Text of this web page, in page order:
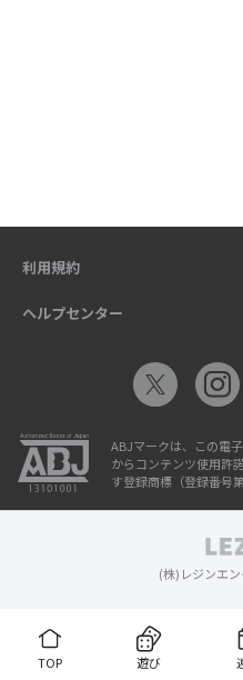
TOP 遊び
利用規約
ヘルプセンター
ABJマークは、この電
からコンテンツ使用許
す登録商標（登録番号
(株)レジンエ